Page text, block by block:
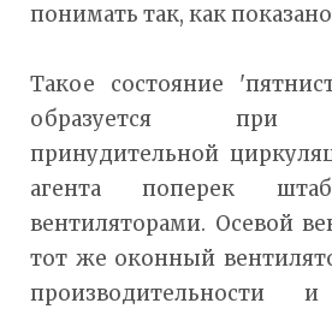
понимать так, как
Такое состояние
образуется при
принудительной
агента поперек
вентиляторами. Осевой
тот же оконный